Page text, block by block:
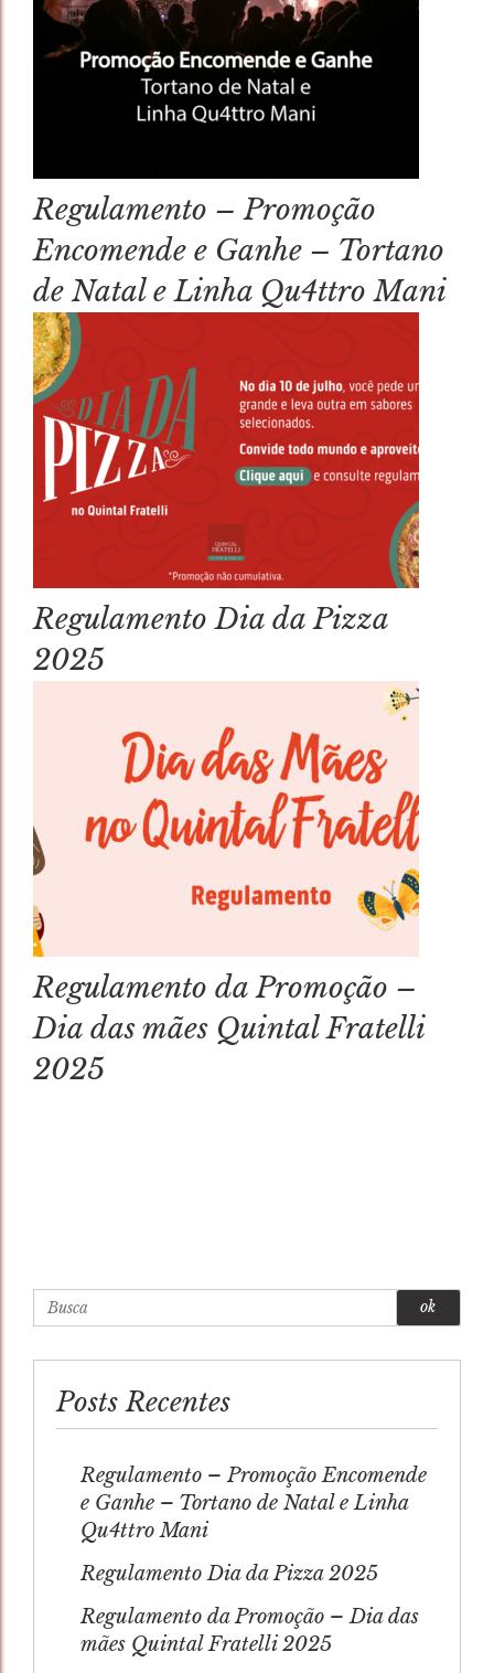
Regulamento – Promoção
Encomende e Ganhe – Tortano
de Natal e Linha Qu4ttro Mani
Regulamento Dia da Pizza
2025
Regulamento da Promoção –
Dia das mães Quintal Fratelli
2025
Busca
Posts Recentes
Regulamento – Promoção Encomende
e Ganhe – Tortano de Natal e Linha
Qu4ttro Mani
Regulamento Dia da Pizza 2025
Regulamento da Promoção – Dia das
mães Quintal Fratelli 2025